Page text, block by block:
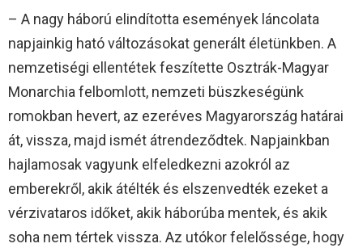
– A nagy háború elindította események láncolata
napjainkig ható változásokat generált életünkben. A
nemzetiségi ellentétek feszítette Osztrák-Magyar
Monarchia felbomlott, nemzeti büszkeségünk
romokban hevert, az ezeréves Magyarország határai
át, vissza, majd ismét átrendeződtek. Napjainkban
hajlamosak vagyunk elfeledkezni azokról az
emberekről, akik átélték és elszenvedték ezeket a
vérzivataros időket, akik háborúba mentek, és akik
soha nem tértek vissza. Az utókor felelőssége, hogy